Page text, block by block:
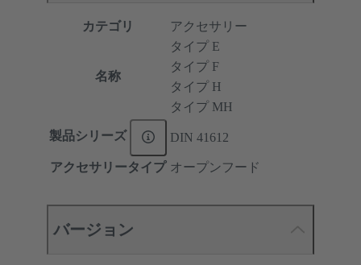
カテゴリ アクセサリー
名称
タイプ E
タイプ F
タイプ H
タイプ MH
製品シリーズ DIN 41612
アクセサリータイプ オープンフード
バージョン